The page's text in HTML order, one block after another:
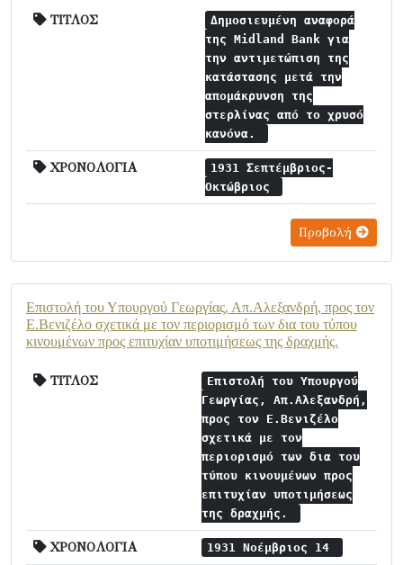
ΤΙΤΛΟΣ
Δημοσιευμένη αναφορά
της Midland Bank για
την αντιμετώπιση της
κατάστασης μετά την
απομάκρυνση της
στερλίνας από το χρυσό
κανόνα.
ΧΡΟΝΟΛΟΓΙΑ
1931 Σεπτέμβριος-
Οκτώβριος
Προβολή
Επιστολή του Υπουργού Γεωργίας, Απ.Αλεξανδρή, προς τον
Ε.Βενιζέλο σχετικά με τον περιορισμό των δια του τύπου
κινουμένων προς επιτυχίαν υποτιμήσεως της δραχμής.
ΤΙΤΛΟΣ
Επιστολή του Υπουργού
Γεωργίας, Απ.Αλεξανδρή,
προς τον Ε.Βενιζέλο
σχετικά με τον
περιορισμό των δια του
τύπου κινουμένων προς
επιτυχίαν υποτιμήσεως
της δραχμής.
ΧΡΟΝΟΛΟΓΙΑ 1931 Νοέμβριος 14